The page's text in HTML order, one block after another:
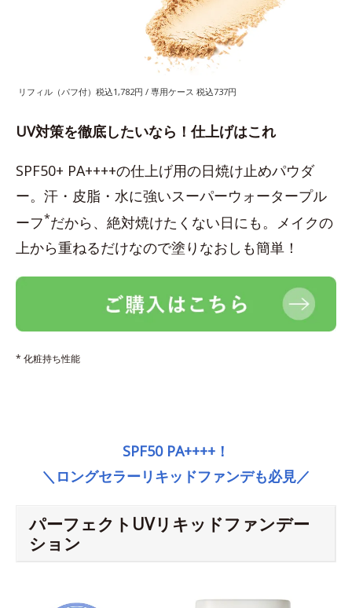
リフィル（パフ付）税込1,782円 / 専用ケース 税込737円
UV対策を徹底したいなら！仕上げはこれ
SPF50+ PA++++の仕上げ用の日焼け止めパウダ
ー。汗・皮脂・水に強いスーパーウォータープル
ーフ*だから、絶対焼けたくない日にも。メイクの
上から重ねるだけなので塗りなおしも簡単！
* 化粧持ち性能
SPF50 PA++++！
＼ロングセラーリキッドファンデも必見／
パーフェクトUVリキッドファンデー
ション